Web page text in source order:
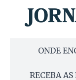
ONDE
RECEBA